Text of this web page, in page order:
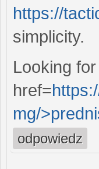
https://
simplicity.
Looking
href=
mg/
odpowiedz